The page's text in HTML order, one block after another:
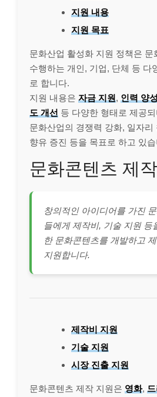
지원 내용
지원 목표
문화산업 활성화 지원 정책은 문
수행하는 개인, 기업, 단체 등 다
로 합니다.
지원 내용은 자금 지원, 인력 양성
도 개선 등 다양한 형태로 제공되
문화산업의 경쟁력 강화, 일자리
향유 증진 등을 목표로 하고 있
문화콘텐츠 제
창의적인 아이디어를 가진
들에게 제작비, 기술 지원 등
한 문화콘텐츠를 개발하고
지원합니다.
제작비 지원
기술 지원
시장 진출 지원
문화콘텐츠 제작 지원은 영화,